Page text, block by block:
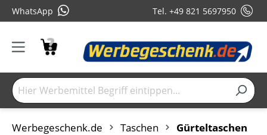
WhatsApp Tel. +49 821 5697950
Werbegeschenk.de Taschen Gürteltaschen